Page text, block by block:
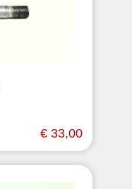
€ 33,00